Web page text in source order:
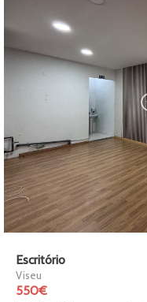
Escritório
Viseu
550€